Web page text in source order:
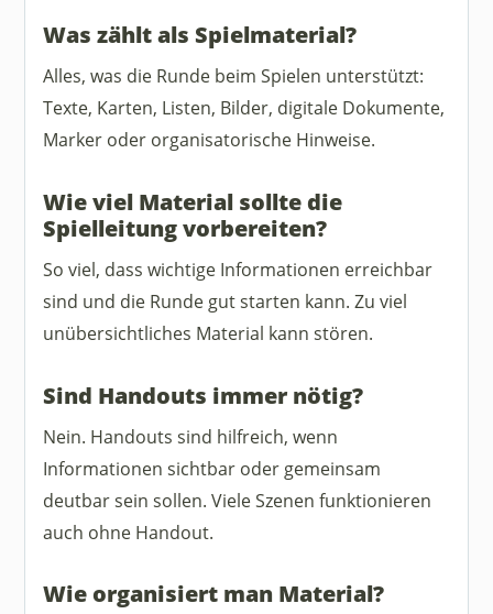
Was zählt als Spielmaterial?
Alles, was die Runde beim Spielen unterstützt:
Texte, Karten, Listen, Bilder, digitale Dokumente,
Marker oder organisatorische Hinweise.
Wie viel Material sollte die
Spielleitung vorbereiten?
So viel, dass wichtige Informationen erreichbar
sind und die Runde gut starten kann. Zu viel
unübersichtliches Material kann stören.
Sind Handouts immer nötig?
Nein. Handouts sind hilfreich, wenn
Informationen sichtbar oder gemeinsam
deutbar sein sollen. Viele Szenen funktionieren
auch ohne Handout.
Wie organisiert man Material?